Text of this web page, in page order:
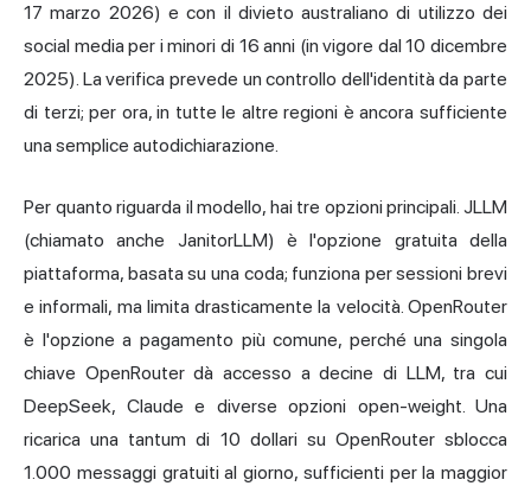
17 marzo 2026) e con il divieto australiano di utilizzo dei
social media per i minori di 16 anni (in vigore dal 10 dicembre
2025). La verifica prevede un controllo dell'identità da parte
di terzi; per ora, in tutte le altre regioni è ancora sufficiente
una semplice autodichiarazione.
Per quanto riguarda il modello, hai tre opzioni principali. JLLM
(chiamato anche JanitorLLM) è l'opzione gratuita della
piattaforma, basata su una coda; funziona per sessioni brevi
e informali, ma limita drasticamente la velocità. OpenRouter
è l'opzione a pagamento più comune, perché una singola
chiave OpenRouter dà accesso a decine di LLM, tra cui
DeepSeek, Claude e diverse opzioni open-weight. Una
ricarica una tantum di 10 dollari su OpenRouter sblocca
1.000 messaggi gratuiti al giorno, sufficienti per la maggior